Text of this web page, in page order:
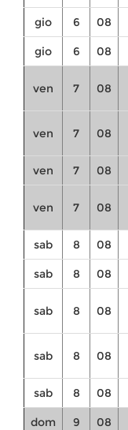
gio 6 08
gio 6 08
ven 7 08
ven 7 08
ven 7 08
ven 7 08
sab 8 08
sab 8 08
sab 8 08
sab 8 08
sab 8 08
dom 9 08